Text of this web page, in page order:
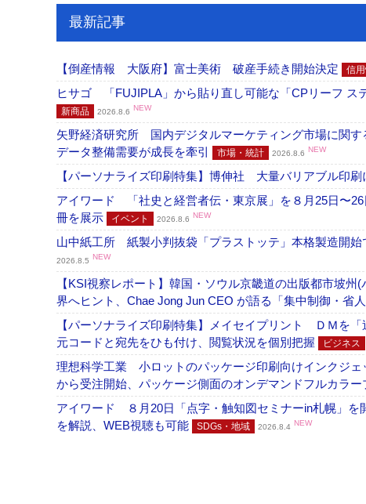
最新記事
【倒産情報 大阪府】富士美術 破産手続き開始決定 信
ヒサゴ 「FUJIPLA」から貼り直し可能な「CPリーフ
新商品 2026.8.6 NEW
矢野経済研究所 国内デジタルマーケティング市場に関
データ整備需要が成長を牽引
市場・統計 2026.8.6 NEW
【パーソナライズ印刷特集】博伸社 大量バリアブル印
アイワード 「社史と経営者伝・東京展」を８月25日〜
冊を展示
イベント 2026.8.6 NEW
山中紙工所 紙製小判抜袋「プラストッテ」本格製造開
2026.8.5 NEW
【KSI視察レポート】韓国・ソウル京畿道の出版都市坡
界へヒント、Chae Jong Jun CEO が語る「集中制御・省人
【パーソナライズ印刷特集】メイセイプリント ＤＭを
元コードと宛先をひも付け、閲覧状況を個別把握
ビジネス
理想科学工業 小ロットのパッケージ印刷向けインクジ
から受注開始、パッケージ側面のオンデマンドフルカラ
アイワード ８月20日「点字・触知図セミナーin札幌」
を解説、WEB視聴も可能
SDGs・地域 2026.8.4 NEW